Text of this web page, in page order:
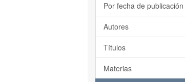
Por fecha de publicación
Autores
Títulos
Materias